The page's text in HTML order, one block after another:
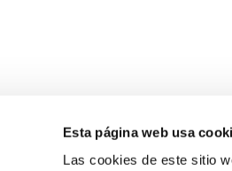
Esta página web usa
Las cookies de este sitio